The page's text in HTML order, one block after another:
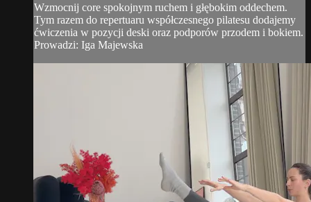
Wzmocnij core spokojnym ruchem i głębokim oddechem.
Tym razem do repertuaru współczesnego pilatesu dodajemy
ćwiczenia w pozycji deski oraz podporów przodem i bokiem.
Prowadzi: Iga Majewska